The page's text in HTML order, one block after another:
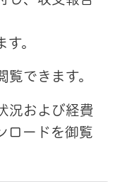
。
できます。
況および経費
ロードを御覧